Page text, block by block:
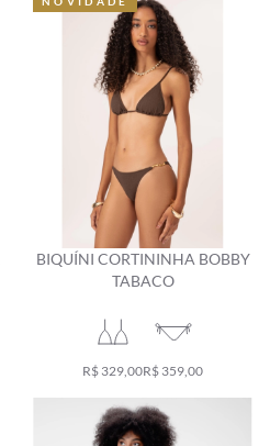
BIQUÍNI CORTININHA BOBBY
TABACO
R$ 329,00R$ 359,00